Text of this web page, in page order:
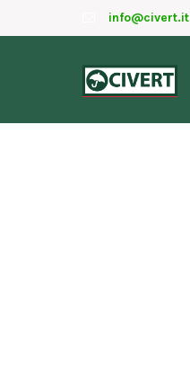
info@civert.it